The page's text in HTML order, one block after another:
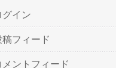
グイン
稿フィード
メントフィード